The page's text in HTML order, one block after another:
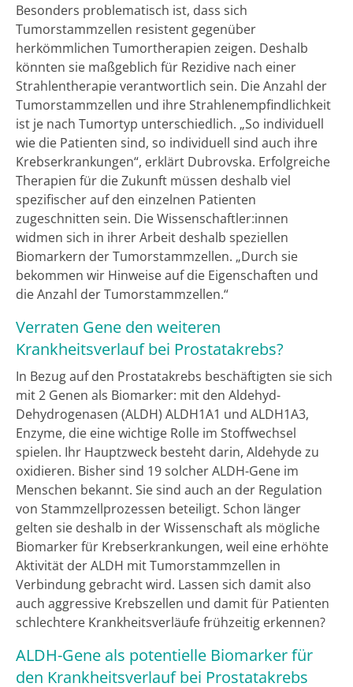
Besonders problematisch ist, dass sich
Tumorstammzellen resistent gegenüber
herkömmlichen Tumortherapien zeigen. Deshalb
könnten sie maßgeblich für Rezidive nach einer
Strahlentherapie verantwortlich sein. Die Anzahl der
Tumorstammzellen und ihre Strahlenempfindlichkeit
ist je nach Tumortyp unterschiedlich. „So individuell
wie die Patienten sind, so individuell sind auch ihre
Krebserkrankungen“, erklärt Dubrovska. Erfolgreiche
Therapien für die Zukunft müssen deshalb viel
spezifischer auf den einzelnen Patienten
zugeschnitten sein. Die Wissenschaftler:innen
widmen sich in ihrer Arbeit deshalb speziellen
Biomarkern der Tumorstammzellen. „Durch sie
bekommen wir Hinweise auf die Eigenschaften und
die Anzahl der Tumorstammzellen.“
Verraten Gene den weiteren
Krankheitsverlauf bei Prostatakrebs?
In Bezug auf den Prostatakrebs beschäftigten sie sich
mit 2 Genen als Biomarker: mit den Aldehyd-
Dehydrogenasen (ALDH) ALDH1A1 und ALDH1A3,
Enzyme, die eine wichtige Rolle im Stoffwechsel
spielen. Ihr Hauptzweck besteht darin, Aldehyde zu
oxidieren. Bisher sind 19 solcher ALDH-Gene im
Menschen bekannt. Sie sind auch an der Regulation
von Stammzellprozessen beteiligt. Schon länger
gelten sie deshalb in der Wissenschaft als mögliche
Biomarker für Krebserkrankungen, weil eine erhöhte
Aktivität der ALDH mit Tumorstammzellen in
Verbindung gebracht wird. Lassen sich damit also
auch aggressive Krebszellen und damit für Patienten
schlechtere Krankheitsverläufe frühzeitig erkennen?
ALDH-Gene als potentielle Biomarker für
den Krankheitsverlauf bei Prostatakrebs